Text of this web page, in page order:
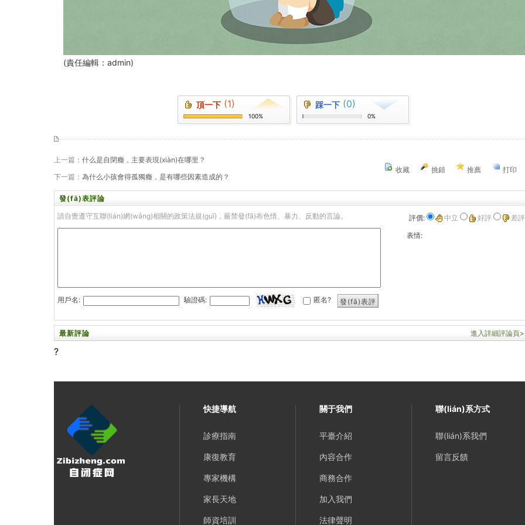
(責任編輯：admin)
頂一下 (1)
100%
踩一下 (0)
0%
上一篇： 什么是自閉癥，主要表現(xiàn)在哪里？
下一篇： 為什么小孩會得孤獨癥，是有哪些因素造成的？
收藏 挑錯 推薦 打印
發(fā)表評論
請自覺遵守互聯(lián)網(wǎng)相關的政策法規(guī)，嚴禁發(fā)布色情、暴力、反動的言論。
評價: 中立 好評
差評
表情:
用戶名: 驗證碼: 匿名?
發(fā)表評
最新評論
進入詳細評論頁
?
快捷導航
診療指南
康復教育
專家機構
家長天地
師資培訓
關于我們
平臺介紹
內容合作
商務合作
加入我們
法律聲明
聯(lián)系方式
聯(lián)系我們
留言反饋